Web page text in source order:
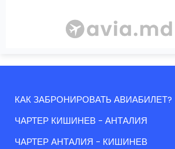
КАК ЗАБРОНИРОВАТЬ АВИАБИЛЕТ?
ЧАРТЕР КИШИНЕВ - АНТАЛИЯ
ЧАРТЕР АНТАЛИЯ - КИШИНЕВ